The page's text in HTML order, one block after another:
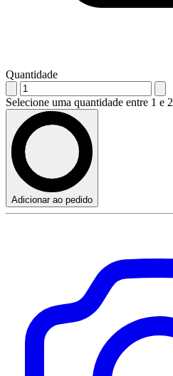
Quantidade
Selecione uma quantidade entre 1 e 2
Adicionar ao pedido